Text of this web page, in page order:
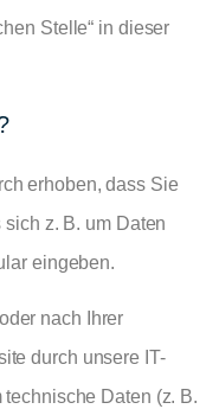
Stelle“ in dieser
erhoben, dass Sie
z. B. um Daten
eingeben.
nach Ihrer
durch unsere IT-
Daten (z. B.